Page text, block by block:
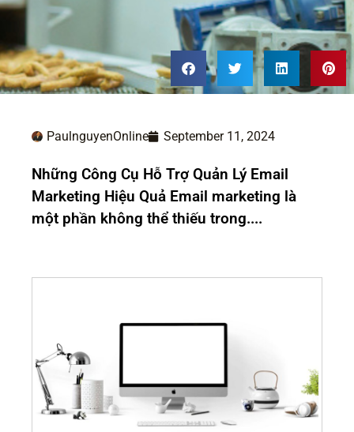
PaulnguyenOnline September 11, 2024
Những Công Cụ Hỗ Trợ Quản Lý Email
Marketing Hiệu Quả Email marketing là
một phần không thể thiếu trong....